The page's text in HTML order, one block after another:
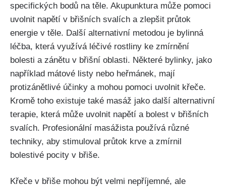
⁢specifických bodů na⁤ těle.​ Akupunktura⁣ může pomoci
uvolnit napětí v břišních svalích a zlepšit průtok
energie v těle. ⁣Další alternativní metodou je bylinná
léčba, která využívá léčivé rostliny ke zmírnění
bolesti a zánětu v‌ břišní oblasti. Některé​ bylinky,⁣ jako
‌například⁤ mátové listy nebo⁤ heřmánek, mají
protizánětlivé ​účinky a mohou⁤ pomoci uvolnit křeče.⁢
Kromě toho existuje také ​masáž jako další alternativní
terapie, která může uvolnit napětí a bolest v břišních
svalích. ⁤Profesionální masážista používá různé
⁤techniky, aby‌ stimuloval průtok krve a ‌zmírnil
bolestivé pocity v⁢ břiše.
Křeče v břiše‌ mohou být velmi ⁤nepříjemné, ale